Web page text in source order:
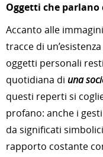
Oggetti che
Accanto alle
tracce di
oggetti personali
quotidiana di una
questi reperti si
profano: anche i
da significati
rapporto costante